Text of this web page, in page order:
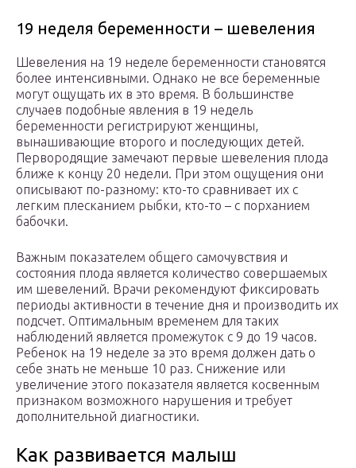
19 неделя беременности – шевеления
Шевеления на 19 неделе беременности становятся
более интенсивными. Однако не все беременные
могут ощущать их в это время. В большинстве
случаев подобные явления в 19 недель
беременности регистрируют женщины,
вынашивающие второго и последующих детей.
Первородящие замечают первые шевеления плода
ближе к концу 20 недели. При этом ощущения они
описывают по-разному: кто-то сравнивает их с
легким плесканием рыбки, кто-то – с порханием
бабочки.
Важным показателем общего самочувствия и
состояния плода является количество совершаемых
им шевелений. Врачи рекомендуют фиксировать
периоды активности в течение дня и производить их
подсчет. Оптимальным временем для таких
наблюдений является промежуток с 9 до 19 часов.
Ребенок на 19 неделе за это время должен дать о
себе знать не меньше 10 раз. Снижение или
увеличение этого показателя является косвенным
признаком возможного нарушения и требует
дополнительной диагностики.
Как развивается малыш